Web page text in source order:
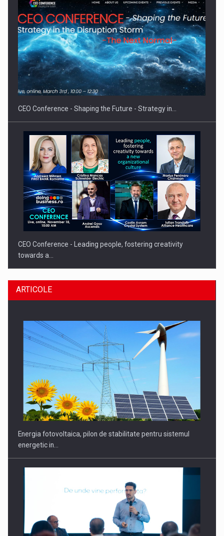
Hard Enduro Piatra Craiului 2026, fueled by benzinariile RO…
CEO Conference - Shaping the Future - Strategy in…
CEO Conference - Leading people, fostering creativity
towards a…
CEO Conference - Shaping The Future - Technology and…
Webinar - Business Evolution-RETHINK STRATEGY-Finantare
ARTICOLE
Energia fotovoltaica, pilon de stabilitate pentru sistemul
energetic in…